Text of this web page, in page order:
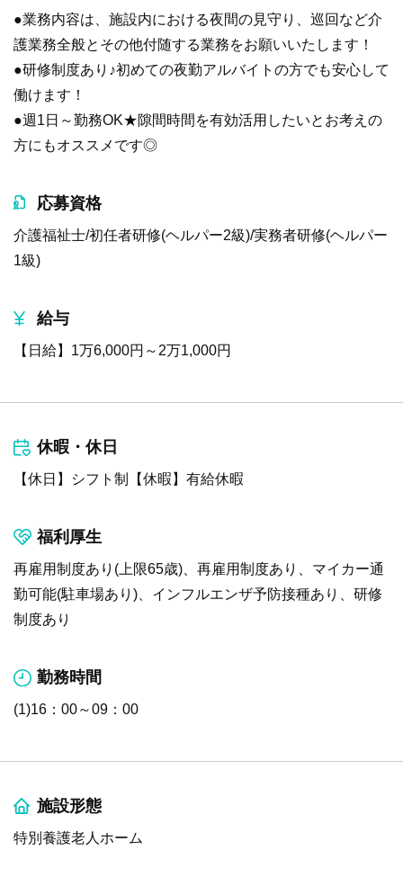
●業務内容は、施設内における夜間の見守り、巡回など介
護業務全般とその他付随する業務をお願いいたします！
●研修制度あり♪初めての夜勤アルバイトの方でも安心して
働けます！
●週1日～勤務OK★隙間時間を有効活用したいとお考えの
方にもオススメです◎
応募資格
介護福祉士/初任者研修(ヘルパー2級)/実務者研修(ヘルパー
1級)
給与
【日給】1万6,000円～2万1,000円
休暇・休日
【休日】シフト制【休暇】有給休暇
福利厚生
再雇用制度あり(上限65歳)、再雇用制度あり、マイカー通
勤可能(駐車場あり)、インフルエンザ予防接種あり、研修
制度あり
勤務時間
(1)16：00～09：00
施設形態
特別養護老人ホーム